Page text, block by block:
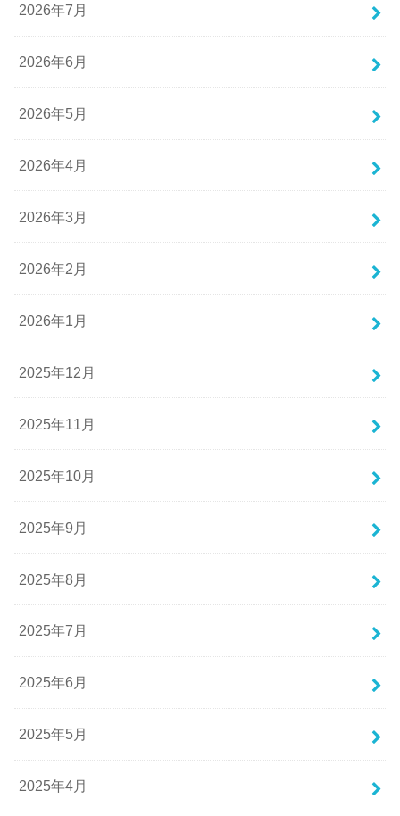
2026年7月
2026年6月
2026年5月
2026年4月
2026年3月
2026年2月
2026年1月
2025年12月
2025年11月
2025年10月
2025年9月
2025年8月
2025年7月
2025年6月
2025年5月
2025年4月